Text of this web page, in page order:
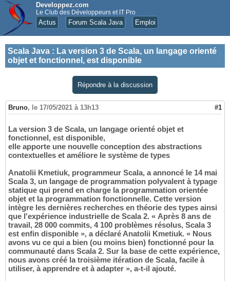
Developpez.com
Le Club des Développeurs et IT Pro
Actus Forum Scala Java Emploi
Scala Java : La version 3 de Scala, un langage orienté
objet et fonctionnel, est disponible
Répondre à la discussion
Bruno, le 17/05/2021 à 13h13 #1
La version 3 de Scala, un langage orienté objet et
fonctionnel, est disponible,
elle apporte une nouvelle conception des abstractions
contextuelles et améliore le système de types
Anatolii Kmetiuk, programmeur Scala, a annoncé le 14 mai
Scala 3, un langage de programmation polyvalent à typage
statique qui prend en charge la programmation orientée
objet et la programmation fonctionnelle. Cette version
intègre les dernières recherches en théorie des types ainsi
que l'expérience industrielle de Scala 2. « Après 8 ans de
travail, 28 000 commits, 4 100 problèmes résolus, Scala 3
est enfin disponible », a déclaré Anatolii Kmetiuk. « Nous
avons vu ce qui a bien (ou moins bien) fonctionné pour la
communauté dans Scala 2. Sur la base de cette expérience,
nous avons créé la troisième itération de Scala, facile à
utiliser, à apprendre et à adapter », a-t-il ajouté.